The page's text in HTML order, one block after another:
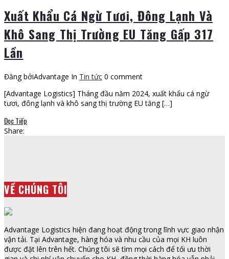
Xuất Khẩu Cá Ngừ Tươi, Đông Lạnh Và
Khô Sang Thị Trường EU Tăng Gấp 317
Lần
Đăng bởiAdvantage In Tin tức 0 comment
[Advantage Logistics] Tháng đầu năm 2024, xuất khẩu cá ngừ
tươi, đông lạnh và khô sang thị trường EU tăng […]
Đọc Tiếp
Share:
VỀ CHÚNG TÔI
Advantage Logistics hiện đang hoạt động trong lĩnh vực giao nhận
vận tải. Tại Advantage, hàng hóa và nhu cầu của mọi KH luôn
được đặt lên trên hết. Chúng tôi sẽ tìm mọi cách để tối ưu thời